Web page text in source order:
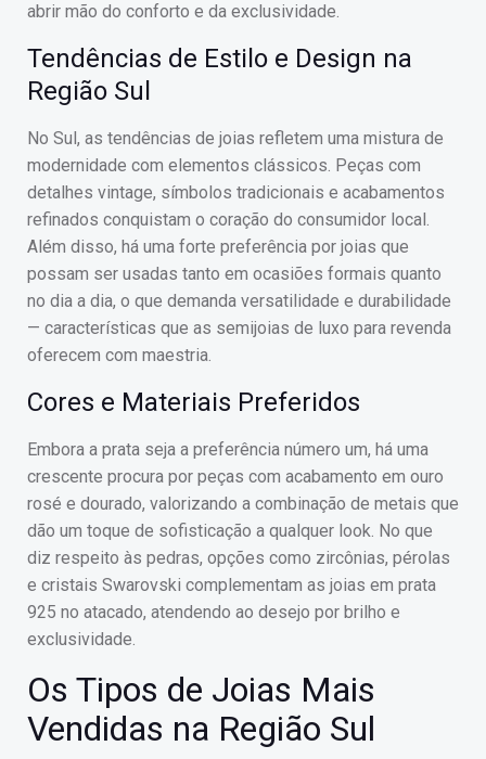
abrir mão do conforto e da exclusividade.
Tendências de Estilo e Design na
Região Sul
No Sul, as tendências de joias refletem uma mistura de
modernidade com elementos clássicos. Peças com
detalhes vintage, símbolos tradicionais e acabamentos
refinados conquistam o coração do consumidor local.
Além disso, há uma forte preferência por joias que
possam ser usadas tanto em ocasiões formais quanto
no dia a dia, o que demanda versatilidade e durabilidade
— características que as semijoias de luxo para revenda
oferecem com maestria.
Cores e Materiais Preferidos
Embora a prata seja a preferência número um, há uma
crescente procura por peças com acabamento em ouro
rosé e dourado, valorizando a combinação de metais que
dão um toque de sofisticação a qualquer look. No que
diz respeito às pedras, opções como zircônias, pérolas
e cristais Swarovski complementam as joias em prata
925 no atacado, atendendo ao desejo por brilho e
exclusividade.
Os Tipos de Joias Mais
Vendidas na Região Sul